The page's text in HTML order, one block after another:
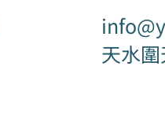
天水